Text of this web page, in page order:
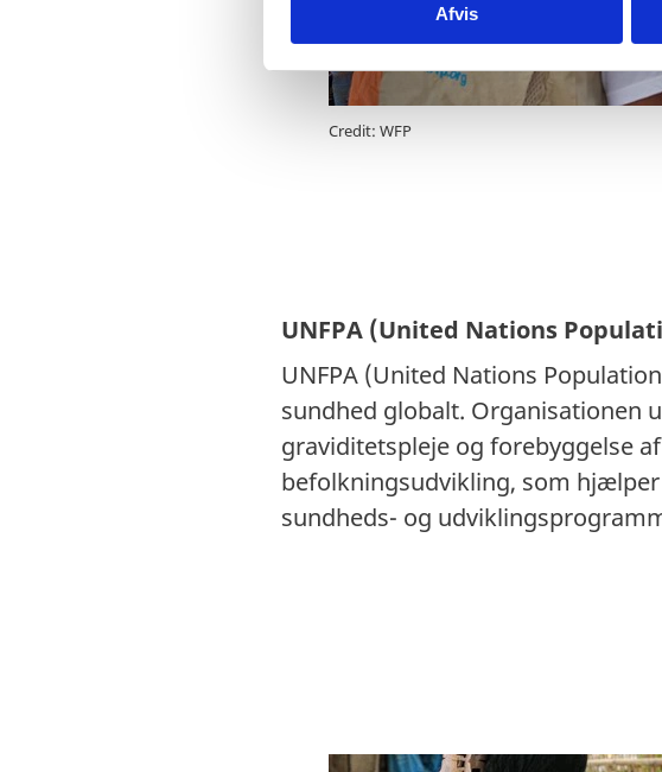
v
Afvis
Credit: WFP
UNFPA (United Nations
UNFPA (United Nations
sundhed globalt. Organisationen
graviditetspleje og forebyggelse
befolkningsudvikling, som
sundheds- og